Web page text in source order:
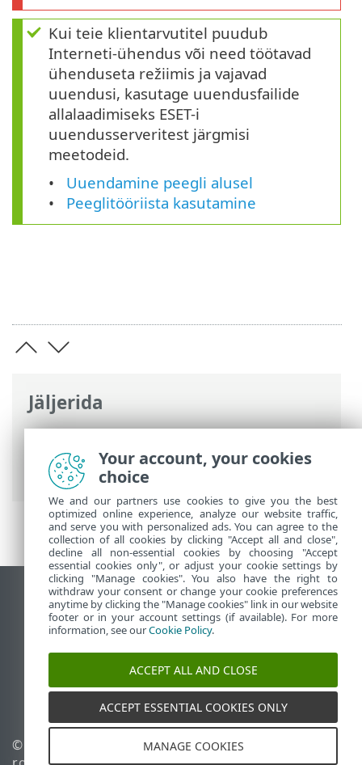
Jäljerida
ESET-i veebispikker>ESET Endpoint
Antivirus
>Paigaldamine/täiendamine>
Minimaalse arvu moodulite installimine
Kui teie klientarvutitel puudub
Interneti-ühendus või need töötavad
ühenduseta režiimis ja vajavad
uuendusi, kasutage uuendusfailide
allalaadimiseks ESET-i
uuendusserveritest järgmisi
meetodeid.
Uuendamine peegli alusel
Peeglitööriista kasutamine
Vaata tavaarvutile mõeldud veebilehte
End of Life
ESET-i teabebaas
ESET-i foorum
ESET Status Portal
Piirkondlik tugi
© 1992 - 2026 ESET, spol. s
Your account, your cookies
choice
We and our partners use cookies to give you the best
optimized online experience, analyze our website traffic,
and serve you with personalized ads. You can agree to the
collection of all cookies by clicking "Accept all and close",
decline all non-essential cookies by choosing "Accept
essential cookies only", or adjust your cookie settings by
clicking "Manage cookies". You also have the right to
withdraw your consent or change your cookie preferences
anytime by clicking the "Manage cookies" link in our website
footer or in your account settings (if available). For more
information, see ourCookie Policy.
ACCEPT ALL AND CLOSE
ACCEPT ESSENTIAL COOKIES ONLY
MANAGE COOKIES